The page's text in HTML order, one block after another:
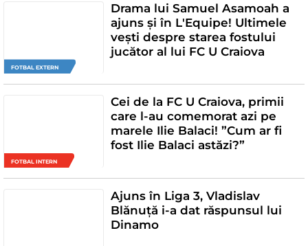
FOTBAL EXTERN
Drama lui Samuel Asamoah a
ajuns și în L'Equipe! Ultimele
vești despre starea fostului
jucător al lui FC U Craiova
FOTBAL INTERN
Cei de la FC U Craiova, primii
care l-au comemorat azi pe
marele Ilie Balaci! ”Cum ar fi
fost Ilie Balaci astăzi?”
Ajuns în Liga 3, Vladislav
Blănuță i-a dat răspunsul lui
Dinamo